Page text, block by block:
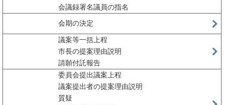
会議録署名議員の指名
会期の決定
議案等一括上程
市長の提案理由説明
請願付託報告
委員会提出議案上程
議案提出者の提案理由説明
質疑